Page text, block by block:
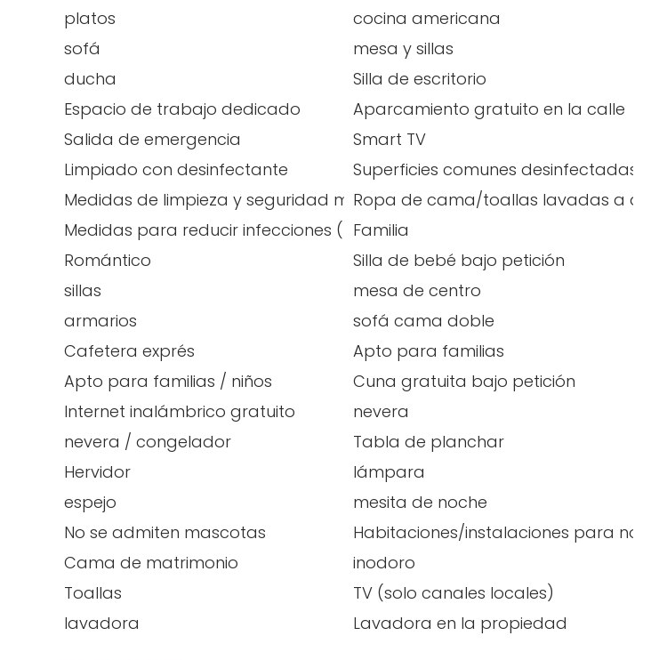
platos
cocina americana
sofá
mesa y sillas
ducha
Silla de escritorio
Espacio de trabajo dedicado
Aparcamiento gratuito en la calle
Salida de emergencia
Smart TV
Limpiado con desinfectante
Superficies comunes desinfectadas
Medidas de limpieza y seguridad mejoradasRopa de cama/toallas lavadas a alta
Medidas para reducir infecciones (España)
Familia
Romántico
Silla de bebé bajo petición
sillas
mesa de centro
armarios
sofá cama doble
Cafetera exprés
Apto para familias
Apto para familias / niños
Cuna gratuita bajo petición
Internet inalámbrico gratuito
nevera
nevera / congelador
Tabla de planchar
Hervidor
lámpara
espejo
mesita de noche
No se admiten mascotas
Habitaciones/instalaciones para no
Cama de matrimonio
inodoro
Toallas
TV (solo canales locales)
lavadora
Lavadora en la propiedad